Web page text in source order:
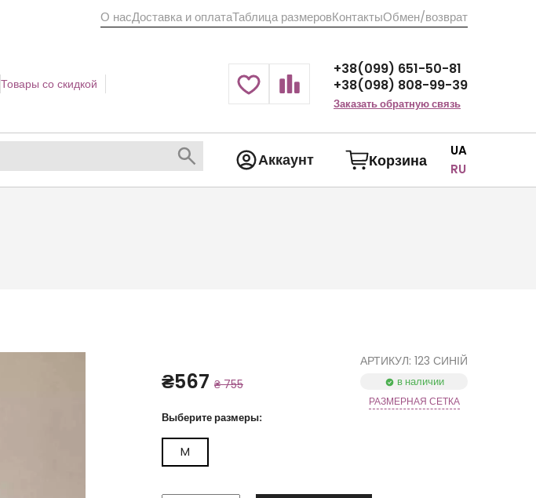
О насДоставка и оплатаТаблица размеровКонтактыОбмен/возврат
Товары со скидкой
+38(099) 651-50-81
+38(098) 808-99-39
Заказать обратную связь
Аккаунт Корзина
UA
RU
₴567 ₴ 755
АРТИКУЛ: 123 СИНІЙ
в наличии
РАЗМЕРНАЯ СЕТКА
Выберите размеры:
M